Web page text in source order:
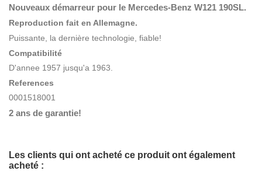
Nouveaux démarreur pour le Mercedes-Benz W121 190SL.
Reproduction fait en Allemagne.
Puissante, la dernière technologie, fiable!
Compatibilité
D'annee 1957 jusqu'a 1963.
References
0001518001
2 ans de garantie!
Les clients qui ont acheté ce produit ont également
acheté :